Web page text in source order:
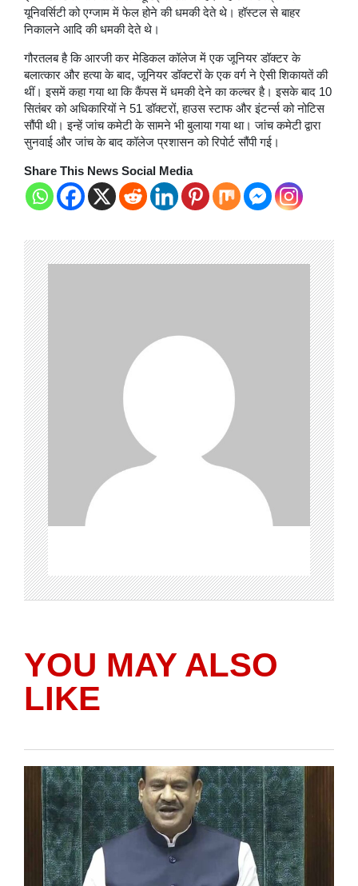
यूनिवर्सिटी को एग्जाम में फेल होने की धमकी देते थे। हॉस्टल से बाहर
निकालने आदि की धमकी देते थे।
गौरतलब है कि आरजी कर मेडिकल कॉलेज में एक जूनियर डॉक्टर के
बलात्कार और हत्या के बाद, जूनियर डॉक्टरों के एक वर्ग ने ऐसी शिकायतें की
थीं। इसमें कहा गया था कि कैंपस में धमकी देने का कल्चर है। इसके बाद 10
सितंबर को अधिकारियों ने 51 डॉक्टरों, हाउस स्टाफ और इंटर्न्स को नोटिस
सौंपी थी। इन्हें जांच कमेटी के सामने भी बुलाया गया था। जांच कमेटी द्वारा
सुनवाई और जांच के बाद कॉलेज प्रशासन को रिपोर्ट सौंपी गई।
Share This News Social Media
YOU MAY ALSO
LIKE